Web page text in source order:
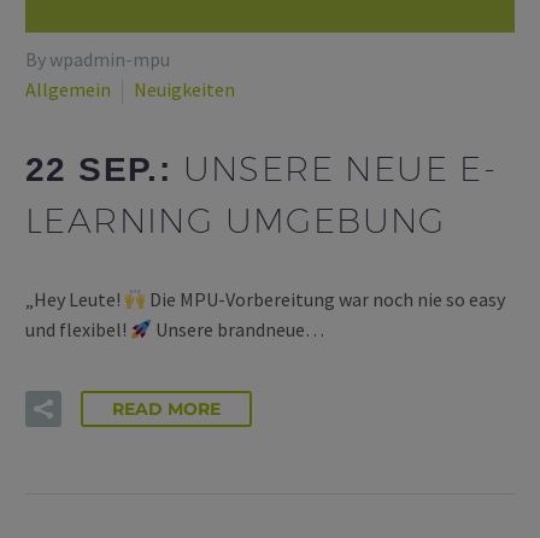
By wpadmin-mpu
Allgemein
Neuigkeiten
22 SEP.: UNSERE NEUE E-
LEARNING UMGEBUNG
„Hey Leute!
Die MPU-Vorbereitung war noch nie so easy
und flexibel!
Unsere brandneue…
READ MORE